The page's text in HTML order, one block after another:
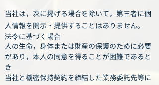
当社は，次に掲げる場合を除いて，第三者に個
人情報を開示・提供することはありません。
法令に基づく場合
人の生命，身体または財産の保護のために必要
があり，本人の同意を得ることが困難であると
き
当社と機密保持契約を締結した業務委託先等に